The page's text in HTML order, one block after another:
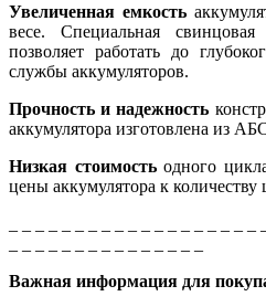
Увеличенная емкость
весе. Специальная
позволяет работать до
службы аккумуляторов.
Прочность и надежность
аккумулятора изготовлена из
Низкая стоимостьодного
цены аккумулятора к количеству
Важная информация для